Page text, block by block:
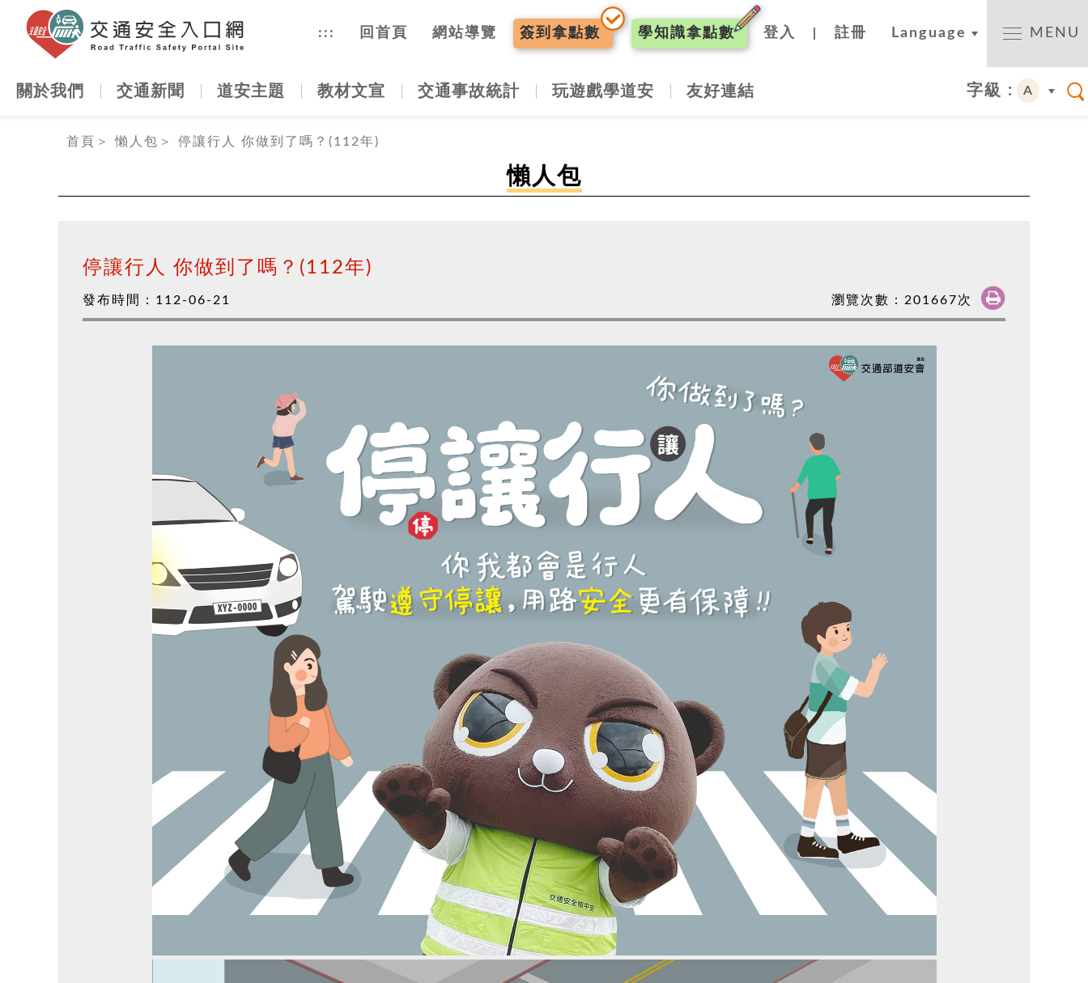
交通安全入口網
::: 回首頁 網站導覽 簽到 拿點數 學知識拿點數 登入 註冊 Language MENU
關於我們 交通新聞 道安主題 教材文宣 交通事故統計 玩遊戲學道安 友好連結 字級 : A
首頁 ＞ 懶人包 ＞ 停讓行人 你做到了嗎？(112年)
懶人包
停讓行人 你做到了嗎？(112年)
發布時間： 112-06-21 瀏覽次數： 201667次